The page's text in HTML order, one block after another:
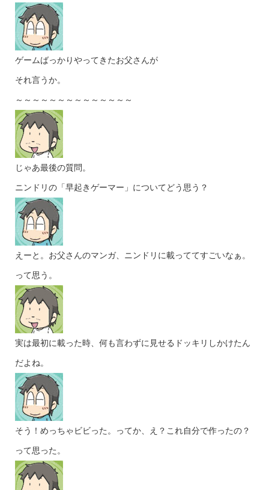
ゲームばっかりやってきたお父さんが
それ言うか。
～～～～～～～～～～～～～～
じゃあ最後の質問。
ニンドリの「早起きゲーマー」についてどう思う？
えーと。お父さんのマンガ、ニンドリに載っててすごいなぁ。
って思う。
実は最初に載った時、何も言わずに見せるドッキリしかけたん
だよね。
そう！めっちゃビビった。ってか、え？これ自分で作ったの？
って思った。